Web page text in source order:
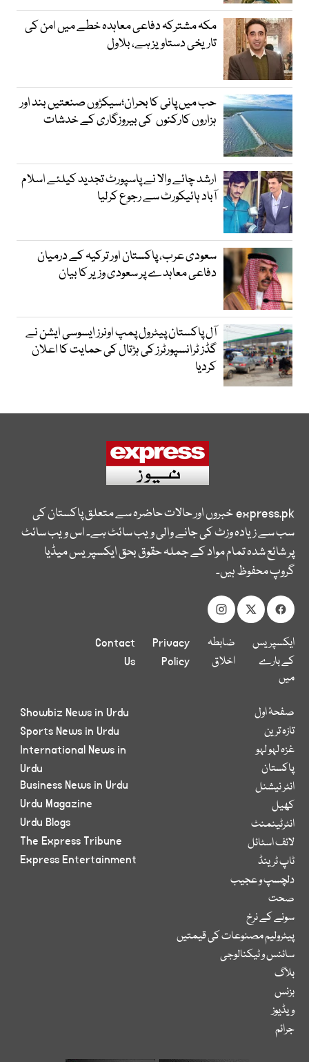
مکہ مشترکہ دفاعی معاہدہ خطے میں امن کی
تاریخی دستاویز ہے، بلاول
حب میں پانی کا بحران؛سیکڑوں صنعتیں بند اور
ہزاروں کارکنوں کی بیروزگاری کے خدشات
ارشد چائے والا نے پاسپورٹ تجدید کیلئے اسلام
آباد ہائیکورٹ سے رجوع کرلیا
سعودی عرب، پاکستان اور ترکیہ کے درمیان
دفاعی معاہدے پر سعودی وزیر کا بیان
آل پاکستان پیٹرول پمپ اونرز ایسوسی ایشن نے
گڈز ٹرانسپورٹرز کی ہڑتال کی حمایت کا اعلان
کردیا
express.pkخبروں اور حالات حاضرہ سے متعلق پاکستان کی
سب سے زیادہ وزٹ کی جانے والی ویب سائٹ ہے۔ اس ویب سائٹ
پر شائع شدہ تمام مواد کے جملہ حقوق بحق ایکسپریس میڈیا
گروپ محفوظ ہیں۔
ایکسپریس
کے بارے
میں
ضابطہ
اخلاق
Privacy
Policy
Contact
Us
صفحۂ اول
تازہ ترین
غزہ لہو لہو
پاکستان
انٹر نیشنل
کھیل
انٹرٹینمنٹ
لائف اسٹائل
ٹاپ ٹرینڈ
دلچسپ و عجیب
صحت
سونے کے نرخ
پیٹرولیم مصنوعات کی قیمتیں
سائنس و ٹیکنالوجی
بلاگ
بزنس
ویڈیوز
جرائم
Showbiz News in Urdu
Sports News in Urdu
International News in
Urdu
Business News in Urdu
Urdu Magazine
Urdu Blogs
The Express Tribune
Express Entertainment